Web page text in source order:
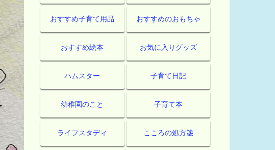
おすすめ子育て用品 おすすめのおもちゃ
おすすめ絵本 お気に入りグッズ
ハムスター 子育て日記
幼稚園のこと 子育て本
ライフスタディ こころの処方箋